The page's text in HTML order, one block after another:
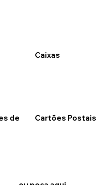
Caixas
de
Cartões Postais